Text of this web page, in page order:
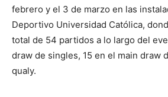
febrero y el 3 de marzo en las
Deportivo Universidad Católica,
total de 54 partidos a lo largo del
draw de singles, 15 en el main draw
qualy.